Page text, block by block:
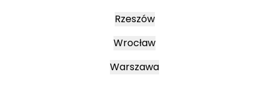
Rzeszów
Wrocław
Warszawa